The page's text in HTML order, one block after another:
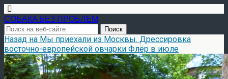
СОБАКА БЕЗ ПРОБЛЕМ
Назад на Мы приехали из Москвы. Дрессировка
восточно-европейской овчарки Флёр в июле